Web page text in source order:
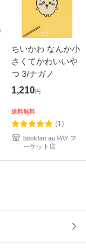
ちいかわ なんか小
さくてかわいいや
つ 3/ナガノ
1,210円
送料無料
(1)
bookfan au PAY マ
ーケット店